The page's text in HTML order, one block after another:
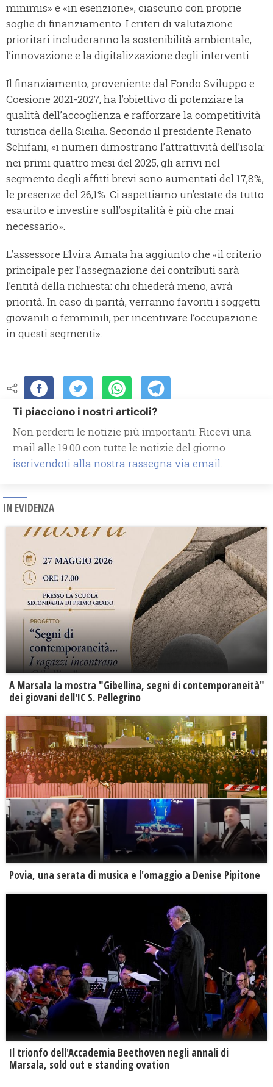
minimis» e «in esenzione», ciascuno con proprie
soglie di finanziamento. I criteri di valutazione
prioritari includeranno la sostenibilità ambientale,
l’innovazione e la digitalizzazione degli interventi.
Il finanziamento, proveniente dal Fondo Sviluppo e
Coesione 2021-2027, ha l’obiettivo di potenziare la
qualità dell’accoglienza e rafforzare la competitività
turistica della Sicilia. Secondo il presidente Renato
Schifani, «i numeri dimostrano l’attrattività dell’isola:
nei primi quattro mesi del 2025, gli arrivi nel
segmento degli affitti brevi sono aumentati del 17,8%,
le presenze del 26,1%. Ci aspettiamo un’estate da tutto
esaurito e investire sull’ospitalità è più che mai
necessario».
L’assessore Elvira Amata ha aggiunto che «il criterio
principale per l’assegnazione dei contributi sarà
l’entità della richiesta: chi chiederà meno, avrà
priorità. In caso di parità, verranno favoriti i soggetti
giovanili o femminili, per incentivare l’occupazione
in questi segmenti».
Ti piacciono i nostri articoli?
Non perderti le notizie più importanti. Ricevi una
mail alle 19.00 con tutte le notizie del giorno
iscrivendoti alla nostra rassegna via email.
IN EVIDENZA
A Marsala la mostra "Gibellina, segni di contemporaneità"
dei giovani dell'IC S. Pellegrino
Povia, una serata di musica e l'omaggio a Denise Pipitone
Il trionfo dell'Accademia Beethoven negli annali di
Marsala, sold out e standing ovation